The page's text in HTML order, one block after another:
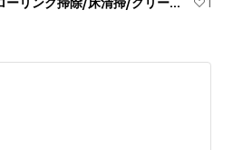
北九州市八幡西区/フローリング掃除/床清掃/クリーニング！
1